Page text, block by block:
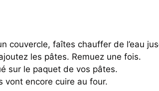
couvercle, faîtes chauffer de l’eau
les pâtes. Remuez une fois.
sur le paquet de vos pâtes.
vont encore cuire au four.